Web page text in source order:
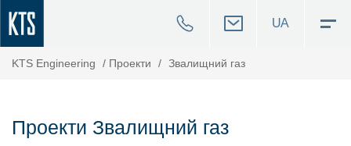
UA
KTS Engineering / Проекти / Звалищний газ
Проекти Звалищний газ